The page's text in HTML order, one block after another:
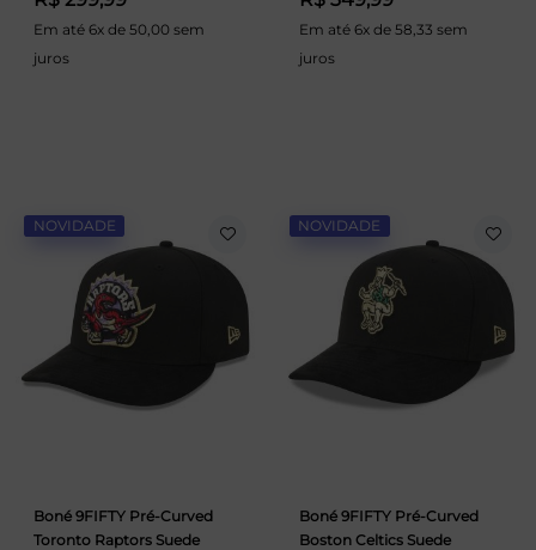
Em até 6x de 50,00 sem
juros
Em até 6x de 58,33 sem
juros
NOVIDADE
Boné 9FIFTY Pré-Curved
Toronto Raptors Suede
NOVIDADE
Boné 9FIFTY Pré-Curved
Boston Celtics Suede